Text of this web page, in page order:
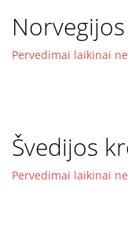
Pervedimai laikinai
Švedijos
Pervedimai laikinai